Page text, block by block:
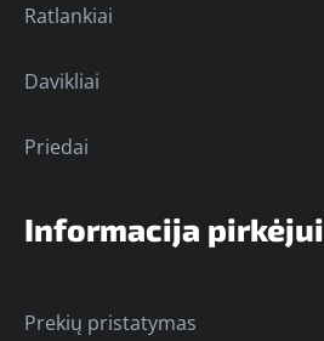
Ratlankiai
Davikliai
Priedai
Informacija pirkėjui
Prekių pristatymas